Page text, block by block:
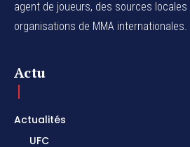
agent de joueurs, des sources locales
organisations de MMA internationales.
Actu
Actualités
UFC